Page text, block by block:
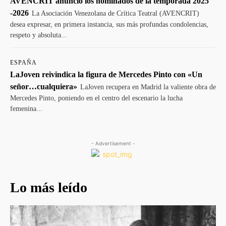
-2026 La Asociación Venezolana de Crítica Teatral (AVENCRIT)
desea expresar, en primera instancia, sus más profundas condolencias,
respeto y absoluta...
ESPAÑA
LaJoven reivindica la figura de Mercedes Pinto con «Un
señor…cualquiera» LaJoven recupera en Madrid la valiente obra de
Mercedes Pinto, poniendo en el centro del escenario la lucha
femenina...
- Advertisement -
Lo más leído